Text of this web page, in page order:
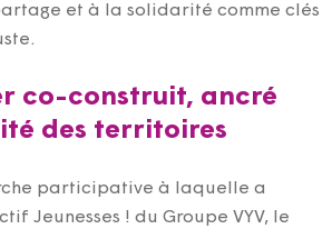
et à la solidarité comme clés
co-construit, ancré
des territoires
participative à laquelle a
Jeunesses ! du Groupe VYV, le